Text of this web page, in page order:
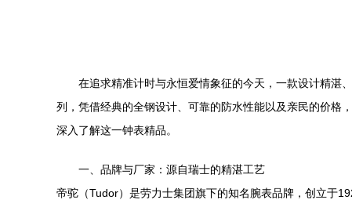
在追求精准计时与永恒爱情象征的今天，一款设计精湛
列，凭借经典的全钢设计、可靠的防水性能以及亲民的价格
深入了解这一钟表精品。
一、品牌与厂家：源自瑞士的精湛工艺
帝驼（Tudor）是劳力士集团旗下的知名腕表品牌，创立于